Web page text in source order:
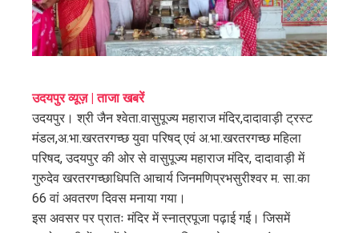
उदयपुर व्यूज़ | ताजा खबरें
उदयपुर। श्री जैन श्वेता.वासुपूज्य महाराज मंदिर,दादावाड़ी ट्रस्ट
मंडल,अ.भा.खरतरगच्छ युवा परिषद् एवं अ.भा.खरतरगच्छ महिला
परिषद, उदयपुर की ओर से वासुपूज्य महाराज मंदिर, दादावाड़ी में
गुरुदेव खरतरगच्छाधिपति आचार्य जिनमणिप्रभसुरीश्वर म. सा.का
66 वां अवतरण दिवस मनाया गया।
इस अवसर पर प्रातः मंदिर में स्नात्रपूजा पढ़ाई गई। जिसमें